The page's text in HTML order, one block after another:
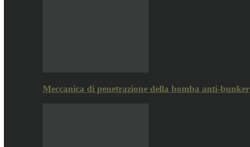
Meccanica di penetrazione della bomba anti-bunker